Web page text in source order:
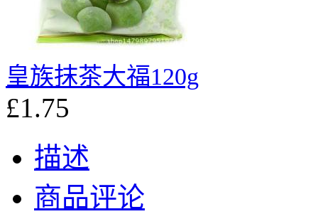
皇族抹茶大福120g
£1.75
描述
商品评论